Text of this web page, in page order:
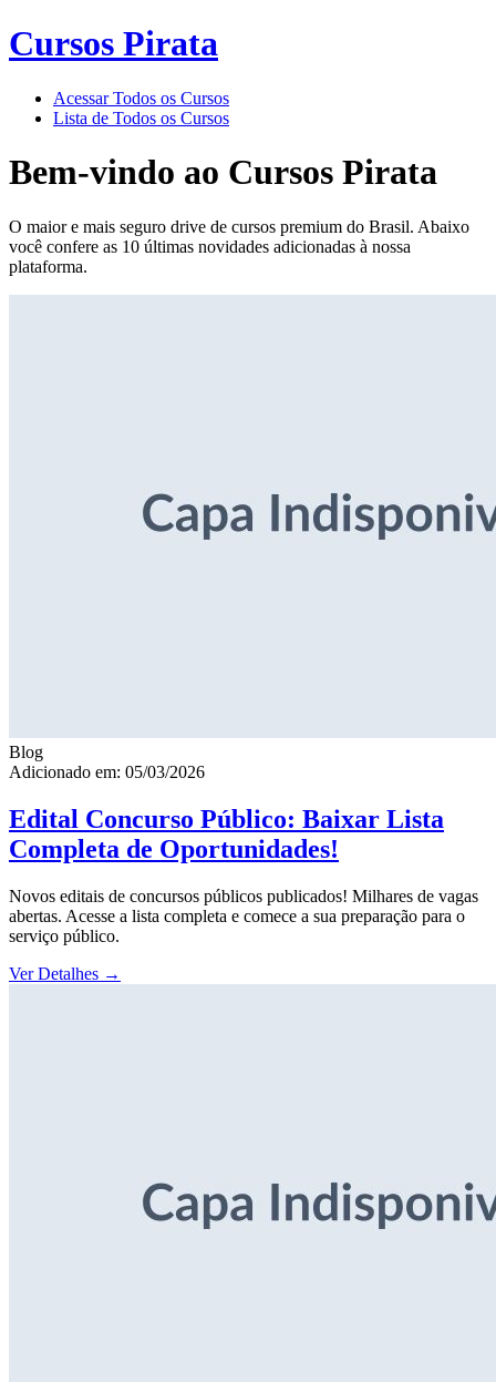
Cursos Pirata
Acessar Todos os Cursos
Lista de Todos os Cursos
Bem-vindo ao Cursos Pirata
O maior e mais seguro drive de cursos premium do Brasil. Abaixo
você confere as 10 últimas novidades adicionadas à nossa
plataforma.
Blog
Adicionado em: 05/03/2026
Edital Concurso Público: Baixar Lista
Completa de Oportunidades!
Novos editais de concursos públicos publicados! Milhares de vagas
abertas. Acesse a lista completa e comece a sua preparação para o
serviço público.
Ver Detalhes →